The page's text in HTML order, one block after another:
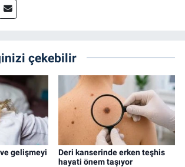
çekebilir
gelişmeyi
Deri kanserinde erken teşhis
hayati önem taşıyor